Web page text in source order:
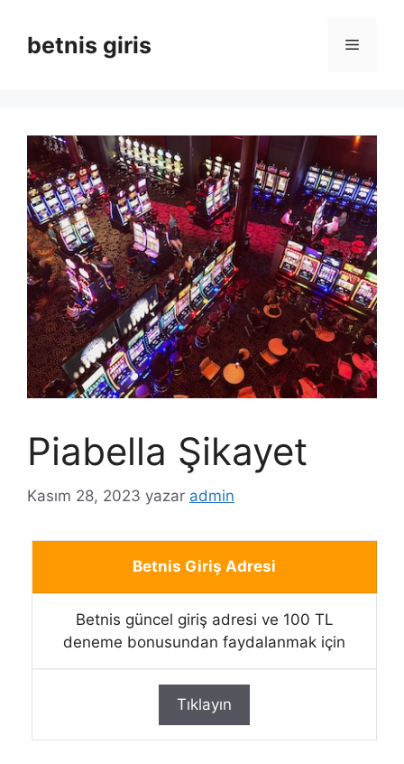
betnis giris Menü
Piabella Şikayet
Kasım 28, 2023 yazar admin
Betnis Giriş Adresi
Betnis güncel giriş adresi ve 100 TL
deneme bonusundan faydalanmak için
Tıklayın